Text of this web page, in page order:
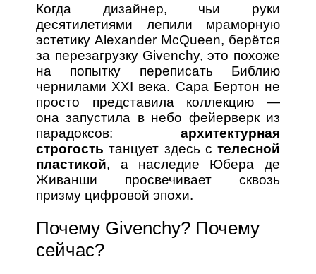
Когда дизайнер, чьи руки
десятилетиями лепили мраморную
эстетику Alexander McQueen, берётся
за перезагрузку Givenchy, это похоже
на попытку переписать Библию
чернилами XXI века. Сара Бертон не
просто представила коллекцию —
она запустила в небо фейерверк из
парадоксов: архитектурная
строгость танцует здесь с телесной
пластикой, а наследие Юбера де
Живанши просвечивает сквозь
призму цифровой эпохи.
Почему Givenchy? Почему
сейчас?